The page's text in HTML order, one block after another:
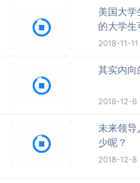
美国大学
的大学
2018-11-11
其实内向
2018-12-6
未来领导
少呢？
2018-12-8